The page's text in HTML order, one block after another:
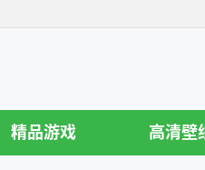
精品游戏 高清壁